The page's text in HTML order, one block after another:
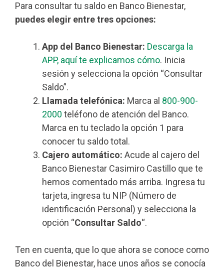
Para consultar tu saldo en Banco Bienestar,
puedes elegir entre tres opciones:
App del Banco Bienestar: Descarga la
APP, aquí te explicamos cómo. Inicia
sesión y selecciona la opción “Consultar
Saldo”.
Llamada telefónica: Marca al 800-900-
2000 teléfono de atención del Banco.
Marca en tu teclado la opción 1 para
conocer tu saldo total.
Cajero automático: Acude al cajero del
Banco Bienestar Casimiro Castillo que te
hemos comentado más arriba. Ingresa tu
tarjeta, ingresa tu NIP (Número de
identificación Personal) y selecciona la
opción “Consultar Saldo“.
Ten en cuenta, que lo que ahora se conoce como
Banco del Bienestar, hace unos años se conocía